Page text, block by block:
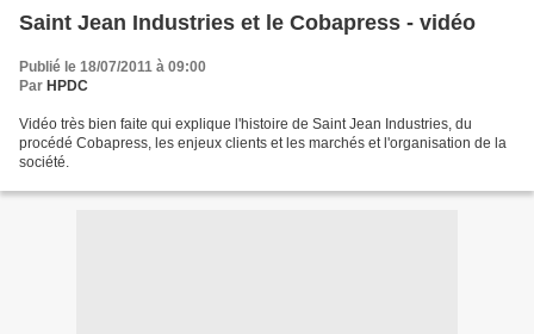
Saint Jean Industries et le Cobapress - vidéo
Publié le 18/07/2011 à 09:00
Par HPDC
Vidéo très bien faite qui explique l'histoire de Saint Jean Industries, du
procédé Cobapress, les enjeux clients et les marchés et l'organisation de la
société.